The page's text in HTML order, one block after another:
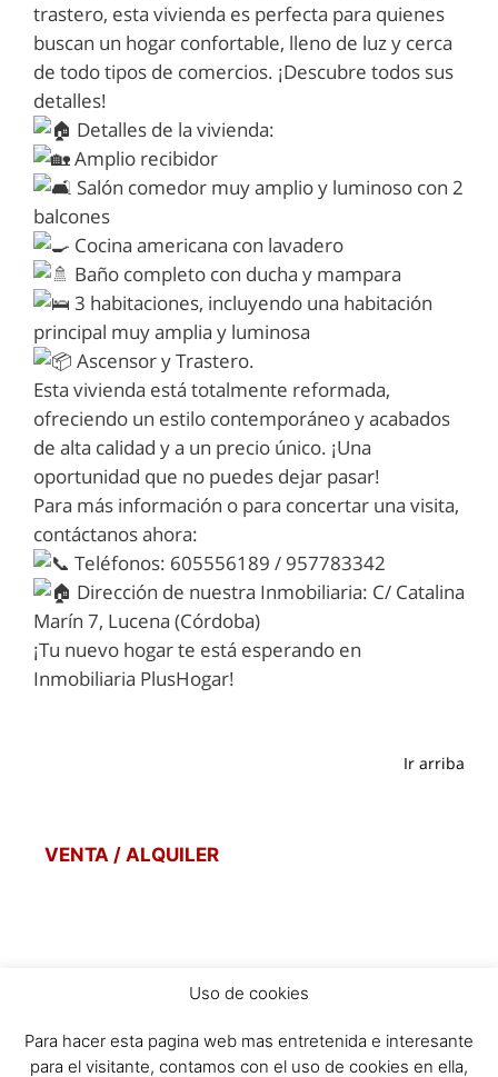
trastero, esta vivienda es perfecta para quienes
buscan un hogar confortable, lleno de luz y cerca
de todo tipos de comercios. ¡Descubre todos sus
detalles!
Detalles de la vivienda:
Amplio recibidor
Salón comedor muy amplio y luminoso con 2
balcones
Cocina americana con lavadero
Baño completo con ducha y mampara
3 habitaciones, incluyendo una habitación
principal muy amplia y luminosa
Ascensor y Trastero.
Esta vivienda está totalmente reformada,
ofreciendo un estilo contemporáneo y acabados
de alta calidad y a un precio único. ¡Una
oportunidad que no puedes dejar pasar!
Para más información o para concertar una visita,
contáctanos ahora:
Teléfonos: 605556189 / 957783342
Dirección de nuestra Inmobiliaria: C/ Catalina
Marín 7, Lucena (Córdoba)
¡Tu nuevo hogar te está esperando en
Inmobiliaria PlusHogar!
Ir arriba
VENTA / ALQUILER
POLITICA DE PRIVACIDAD
POLITICA DE COOKIES
Uso de cookies
Para hacer esta pagina web mas entretenida e interesante
para el visitante, contamos con el uso de cookies en ella,